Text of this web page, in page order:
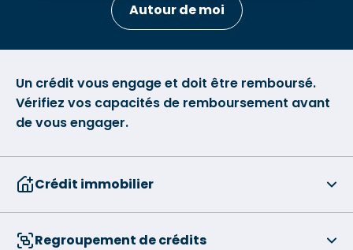
Autour de moi
Un crédit vous engage et doit être remboursé.
Vérifiez vos capacités de remboursement avant
de vous engager.
Crédit immobilier
Regroupement de crédits